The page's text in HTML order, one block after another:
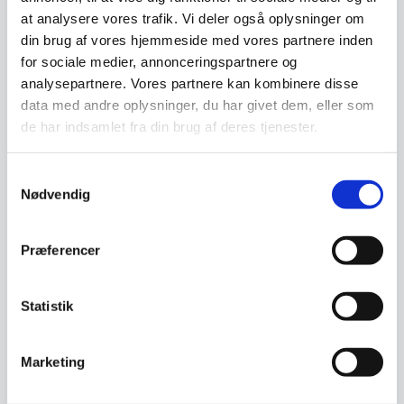
at analysere vores trafik. Vi deler også oplysninger om
din brug af vores hjemmeside med vores partnere inden
for sociale medier, annonceringspartnere og
analysepartnere. Vores partnere kan kombinere disse
data med andre oplysninger, du har givet dem, eller som
de har indsamlet fra din brug af deres tjenester.
Nødvendig
Præferencer
Statistik
Marketing
Logan Chair Grøn
har stolen…
Camilla Stol i Metal og
sort PU-læder
Camilla stolen er en flot stol med
oprindelige